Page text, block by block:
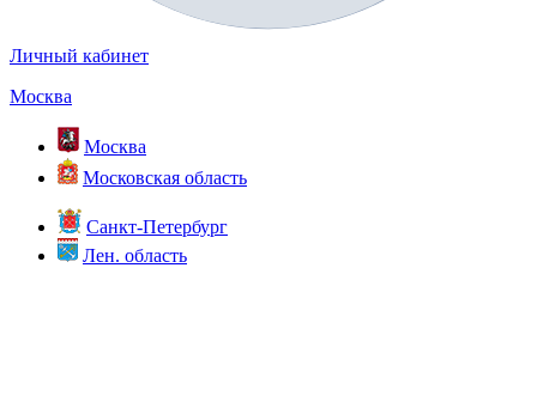
Личный кабинет
Москва
Москва
Московская область
Санкт-Петербург
Лен. область